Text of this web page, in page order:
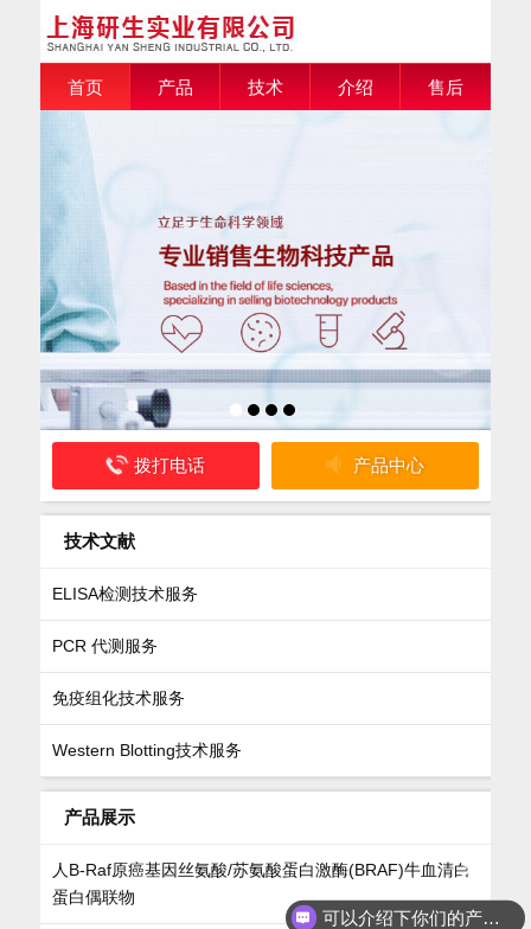
首页 产品 技术 介绍 售后
拨打电话 产品中心
技术文献
ELISA检测技术服务
PCR 代测服务
免疫组化技术服务
Western Blotting技术服务
产品展示
人B-Raf原癌基因丝氨酸/苏氨酸蛋白激酶(BRAF)牛血清白
蛋白偶联物
可以介绍下你们的产品么